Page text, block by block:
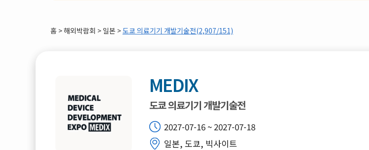
홈 >해외박람회 > 일본 >도쿄 의료기기 개발기술전(2,907/151)
MEDIX
도쿄 의료기기 개발기술전
2027-07-16 ~ 2027-07-18
일본, 도쿄, 빅사이트